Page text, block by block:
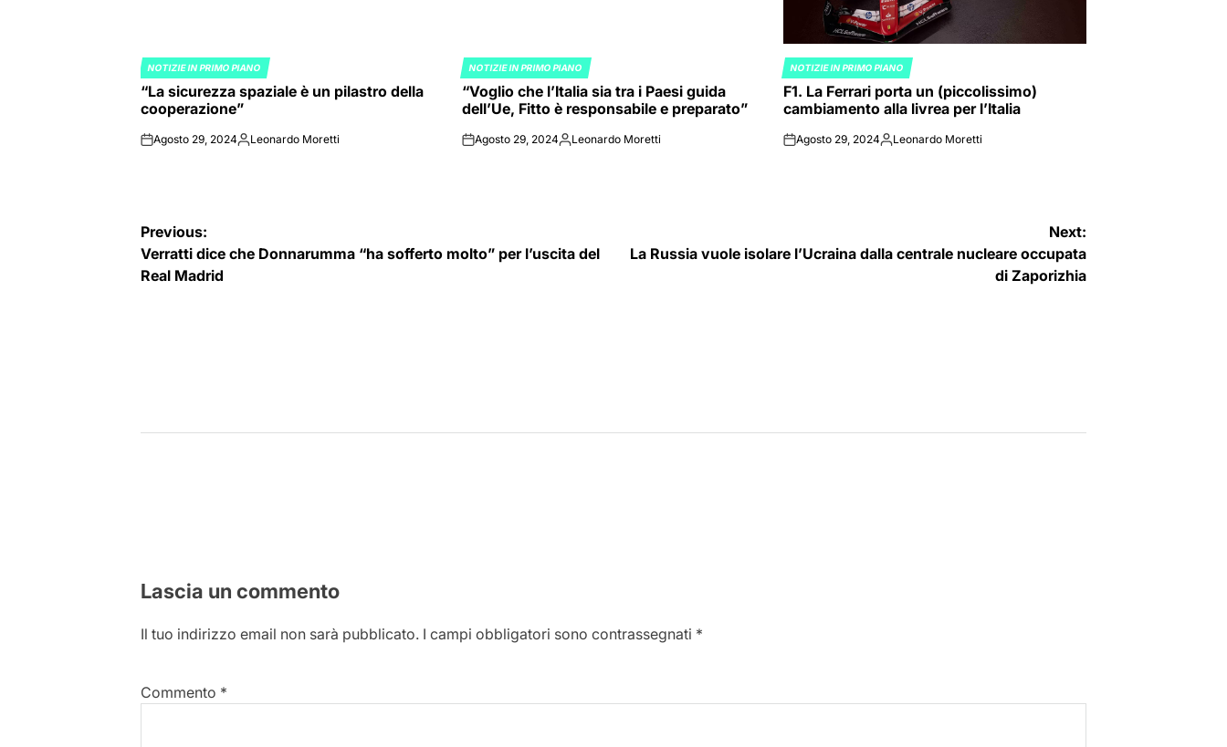
POSTED
IN
NOTIZIE IN PRIMO PIANO
“La sicurezza spaziale è un pilastro della
cooperazione”
onAgosto 29, 2024Posted
Leonardo Moretti
POSTED
IN
NOTIZIE IN PRIMO PIANO
“Voglio che l’Italia sia tra i Paesi guida
dell’Ue, Fitto è responsabile e preparato”
onAgosto 29, 2024Posted
Leonardo Moretti
POSTED
IN
NOTIZIE IN PRIMO PIANO
F1. La Ferrari porta un (piccolissimo)
cambiamento alla livrea per l’Italia
onAgosto 29, 2024Posted
Leonardo Moretti
Navigazione
articoli
Previous:
Verratti dice che Donnarumma “ha sofferto molto” per l’uscita del
Real Madrid
Next:
La Russia vuole isolare l’Ucraina dalla centrale nucleare occupata
di Zaporizhia
Lascia un commento
Il tuo indirizzo email non sarà pubblicato. I campi obbligatori sono contrassegnati *
Commento *